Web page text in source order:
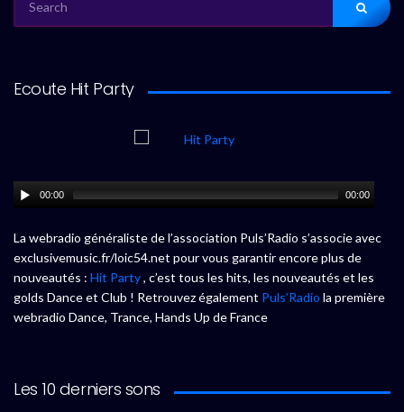
FOR:
Ecoute Hit Party
00:00 00:00
La webradio généraliste de l’association Puls’Radio s’associe avec
exclusivemusic.fr/loic54.net pour vous garantir encore plus de
nouveautés : Hit Party, c’est tous les hits, les nouveautés et les
golds Dance et Club ! Retrouvez également Puls’Radio la première
webradio Dance, Trance, Hands Up de France
Les 10 derniers sons